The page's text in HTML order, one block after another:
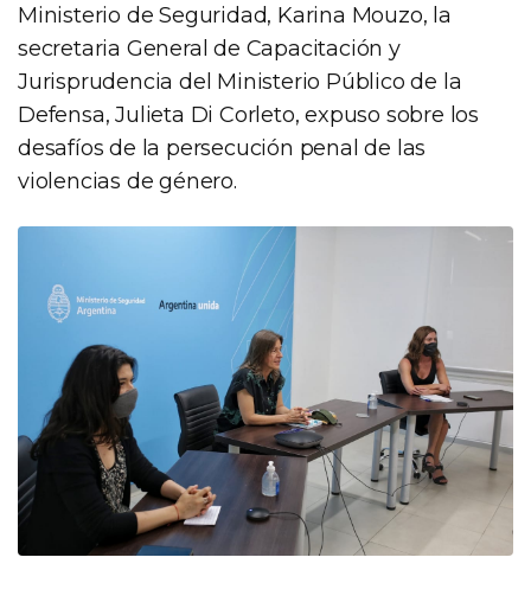
Ministerio de Seguridad, Karina Mouzo, la
secretaria General de Capacitación y
Jurisprudencia del Ministerio Público de la
Defensa, Julieta Di Corleto, expuso sobre los
desafíos de la persecución penal de las
violencias de género.